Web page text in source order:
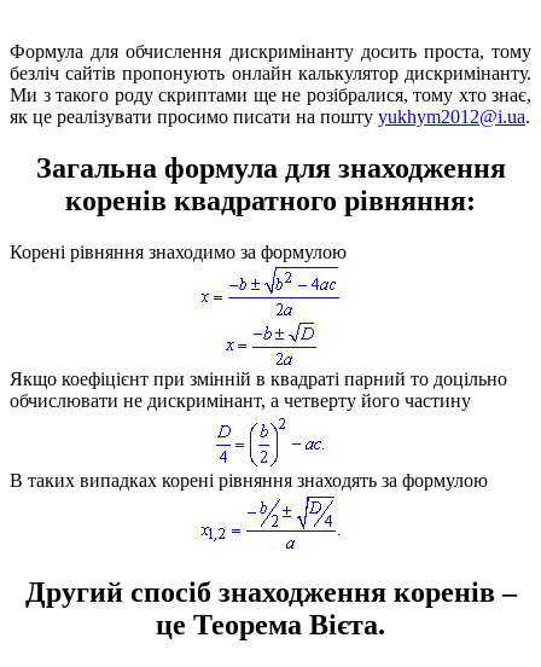
Формула для обчислення дискримінанту досить проста, тому
безліч сайтів пропонують онлайн калькулятор дискримінанту.
Ми з такого роду скриптами ще не розібралися, тому хто знає,
як це реалізувати просимо писати на пошту yukhym2012@i.ua.
Загальна формула для знаходження
коренів квадратного рівняння:
Корені рівняння знаходимо за формулою
Якщо коефіцієнт при змінній в квадраті парний то доцільно
обчислювати не дискримінант, а четверту його частину
В таких випадках корені рівняння знаходять за формулою
Другий спосіб знаходження коренів –
це Теорема Вієта.